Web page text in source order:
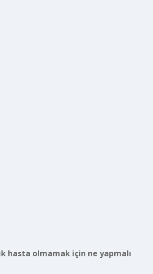
hasta olmamak için ne yapmalı